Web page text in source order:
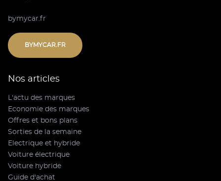
bymycar.fr
BYMYCAR.FR
Nos articles
L'actu des marques
Economie des marques
Offres et bons plans
Sorties de la semaine
Electrique et hybride
Voiture électrique
Voiture hybride
Guide d'achat